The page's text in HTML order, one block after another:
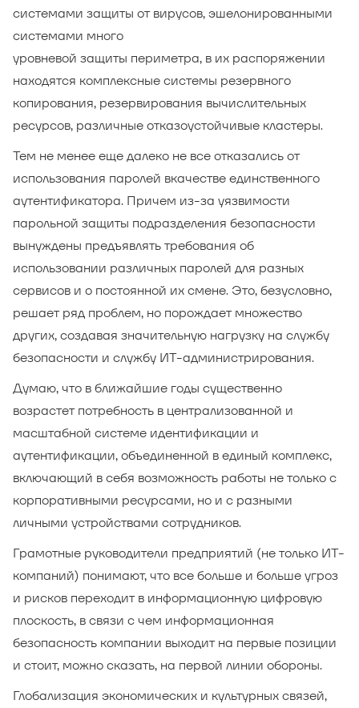
системами защиты от вирусов, эшелонированными
системами много
уровневой защиты периметра, в их распоряжении
находятся комплексные системы резервного
копирования, резервирования вычислительных
ресурсов, различные отказоустойчивые кластеры.
Тем не менее еще далеко не все отказались от
использования паролей вкачестве единственного
аутентификатора. Причем из-за уязвимости
парольной защиты подразделения безопасности
вынуждены предъявлять требования об
использовании различных паролей для разных
сервисов и о постоянной их смене. Это, безусловно,
решает ряд проблем, но порождает множество
других, создавая значительную нагрузку на службу
безопасности и службу ИТ-администрирования.
Думаю, что в ближайшие годы существенно
возрастет потребность в централизованной и
масштабной системе идентификации и
аутентификации, объединенной в единый комплекс,
включающий в себя возможность работы не только с
корпоративными ресурсами, но и с разными
личными устройствами сотрудников.
Грамотные руководители предприятий (не только ИТ-
компаний) понимают, что все больше и больше угроз
и рисков переходит в информационную цифровую
плоскость, в связи с чем информационная
безопасность компании выходит на первые позиции
и стоит, можно сказать, на первой линии обороны.
Глобализация экономических и культурных связей,